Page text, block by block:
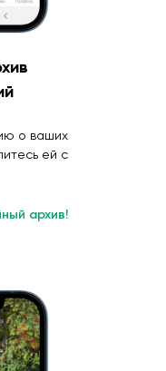
о ваших
ей с
архив!